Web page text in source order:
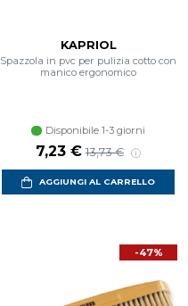
KAPRIOL
Spazzola in pvc per pulizia cotto con
manico ergonomico
Disponibile 1-3 giorni
Prezzo scontato
7,23 € Prezzo di listino
13,73 €
AGGIUNGI AL CARRELLO
-47%